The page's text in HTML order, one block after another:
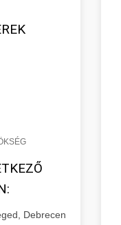
Debrecen